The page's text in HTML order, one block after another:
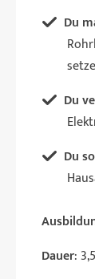
Du
Du
Du
Dauer: